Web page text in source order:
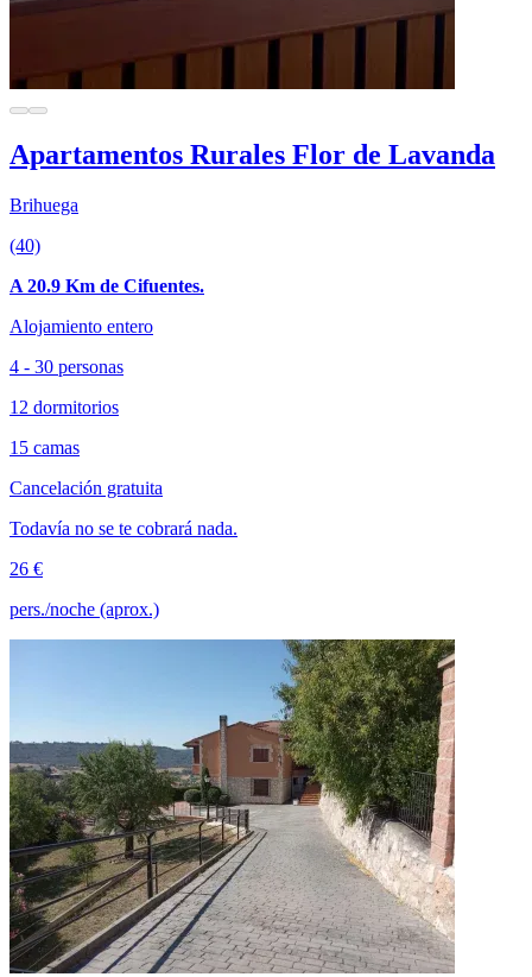
Apartamentos Rurales Flor de Lavanda
Brihuega
(40)
A 20.9 Km de Cifuentes.
Alojamiento entero
4 - 30 personas
12 dormitorios
15 camas
Cancelación gratuita
Todavía no se te cobrará nada.
26 €
pers./noche (aprox.)